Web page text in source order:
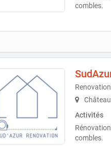
combles.
Activités
combles.